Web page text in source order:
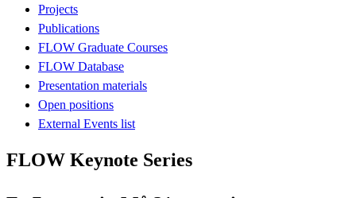
Projects
Publications
FLOW Graduate Courses
FLOW Database
Presentation materials
Open positions
External Events list
FLOW Keynote Series